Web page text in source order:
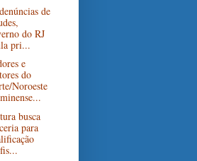
de
do RJ
pri...
e
do
Noroeste
busca
para